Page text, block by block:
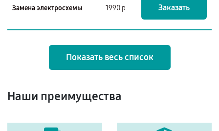
Замена электросхемы 1990 р Заказать
Показать весь список
Наши преимущества